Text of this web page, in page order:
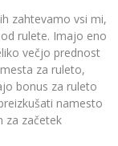
zahtevamo vsi mi,
rulete. Imajo eno
večjo prednost
za ruleto,
bonus za ruleto
namesto
za začetek